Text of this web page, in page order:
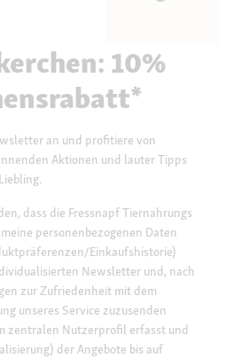
10%
an und profitiere von
Aktionen und lauter Tipps
dass die Fressnapf Tiernahrungs
personenbezogenen Daten
Einkaufshistorie)
Newsletter und, nach
zur Zufriedenheit mit dem
unseres Service zuzusenden
zentralen Nutzerprofil erfasst und
der Angebote bis auf